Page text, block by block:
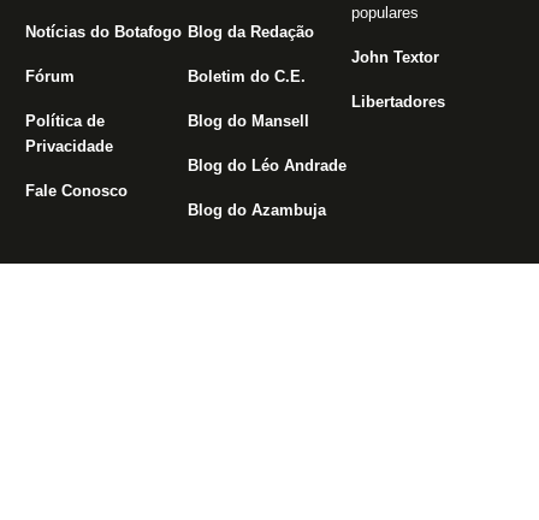
Notícias do Botafogo
Fórum
Política de
Privacidade
Fale Conosco
Blog da Redação
Boletim do C.E.
Blog do Mansell
Blog do Léo Andrade
Blog do Azambuja
populares
John Textor
Libertadores